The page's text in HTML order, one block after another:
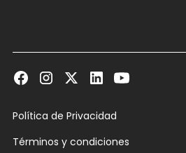
Política de Privacidad
Términos y condiciones